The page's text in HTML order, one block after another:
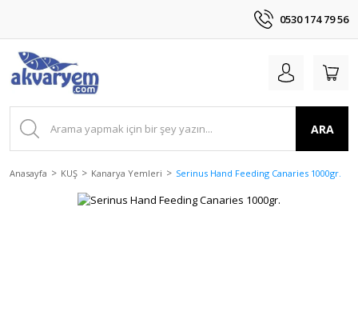
0530 174 79 56
ARA
Anasayfa KUŞ Kanarya Yemleri Serinus Hand Feeding Canaries 1000gr.